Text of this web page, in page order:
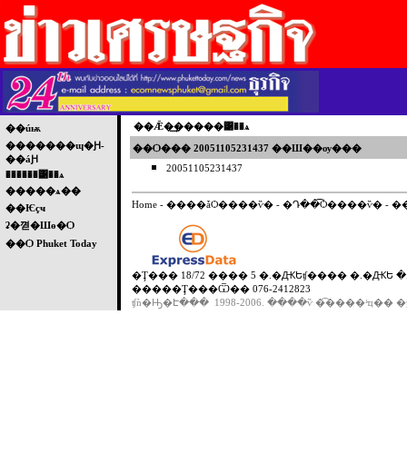
��úѭ
�������ɰ�Ԩ-
��áԨ
������͹��ѧ
�����ѧ��
��Ѥçҹ
ʡ�껻�Шө�Ѻ
��Ѻ Phuket Today
��Ǣ�͢�����͹��ѧ
��Ѻ��� 20051105231437 ��Ш��ѹ���
20051105231437
Home - ����ǡѺ����ѷ� - �Դ��͡Ѻ����ѷ� -
�Ţ��� 18/72 ���� 5 �.�ԪԵʧ���� �.�ԪԵ
�����Ţ���Ѿ�� 076-2412823
ʧǹ�Ԣ�Է��� 1998-2006. ����ѷ �͡����ʴҵ��